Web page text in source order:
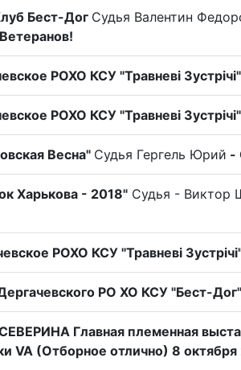
Бест-Дог Судья Валентин
РОХО КСУ "Травневі Зустрічі"
РОХО КСУ "Травневі Зустрічі"
Весна" Судья Гергель Юрий -
Харькова - 2018" Судья - Виктор
РОХО КСУ "Травневі
РО ХО КСУ "Бест-
Главная племенная
VA (Отборное отлично) 8